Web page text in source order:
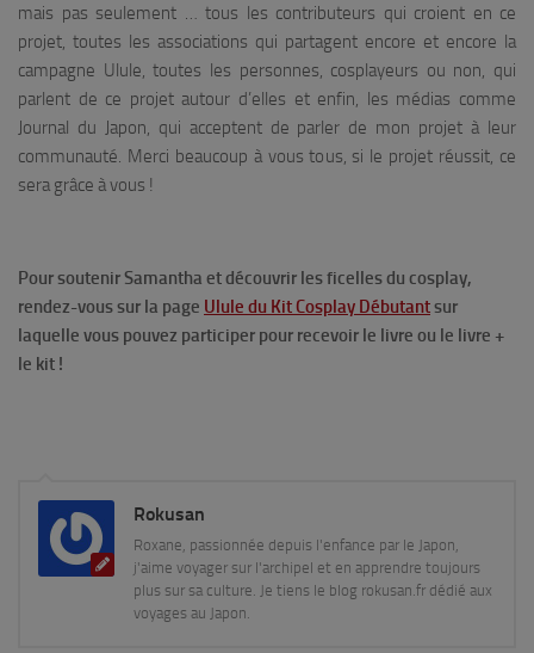
mais pas seulement … tous les contributeurs qui croient en ce
projet, toutes les associations qui partagent encore et encore la
campagne Ulule, toutes les personnes, cosplayeurs ou non, qui
parlent de ce projet autour d’elles et enfin, les médias comme
Journal du Japon, qui acceptent de parler de mon projet à leur
communauté. Merci beaucoup à vous tous, si le projet réussit, ce
sera grâce à vous !
Pour soutenir Samantha et découvrir les ficelles du cosplay,
rendez-vous sur la page Ulule du Kit Cosplay Débutantsur
laquelle vous pouvez participer pour recevoir le livre ou le livre +
le kit !
Rokusan
Roxane, passionnée depuis l'enfance par le Japon,
j'aime voyager sur l'archipel et en apprendre toujours
plus sur sa culture. Je tiens le blog rokusan.fr dédié aux
voyages au Japon.